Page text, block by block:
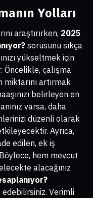
Yolları
araştırırken, 2025
sorusunu sıkça
yükseltmek için
çalışma
miktarını artırmak
belirleyen en
varsa, daha
düzenli olarak
Ayrıca,
edilen, ek iş
hem mevcut
alacağınız
Verimli